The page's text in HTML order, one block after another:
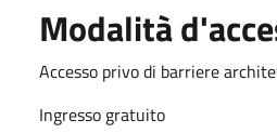
Modalità
Accesso privo di barriere
Ingresso gratuito